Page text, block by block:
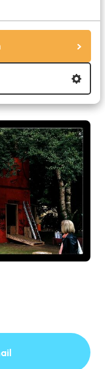
die je alleen kunt